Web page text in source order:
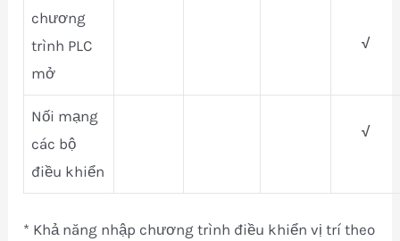
chương
trình PLC
mở
√
Nối mạng
các bộ
điều khiển
√
* Khả năng nhập chương trình điều khiển vị trí theo